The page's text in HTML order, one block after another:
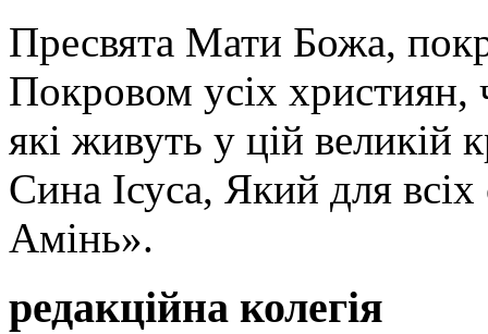
Пресвята Мати Божа,
Покровом усіх християн,
які живуть у цій великій
Сина Ісуса, Який для
Амінь».
редакційна колегія